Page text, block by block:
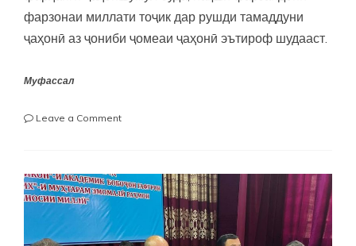
фарзонаи миллати тоҷик дар рушди тамаддуни
ҷаҳонӣ аз ҷониби ҷомеаи ҷаҳонӣ эътироф шудааст.
Муфассал
Leave a Commenton
”
–
АКАДЕМИК